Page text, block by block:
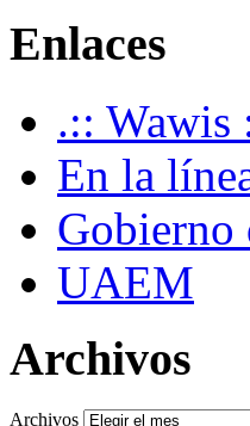
Enlaces
.:: Wawis
En la
Gobierno
UAEM
Archivos
Archivos